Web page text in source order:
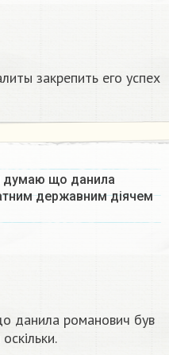
закрепить его успех
думаю що данила
державним діячем
данила романович був